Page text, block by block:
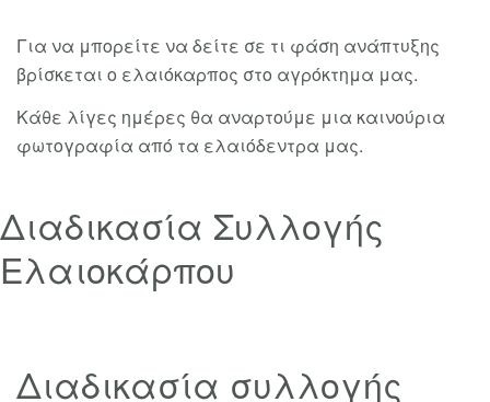
Για να μπορείτε να δείτε σε τι φάση ανάπτυξης
βρίσκεται ο ελαιόκαρπος στο αγρόκτημα μας.
Κάθε λίγες ημέρες θα αναρτούμε μια καινούρια
φωτογραφία από τα ελαιόδεντρα μας.
Διαδικασία Συλλογής
Ελαιοκάρπου
Διαδικασία συλλογής